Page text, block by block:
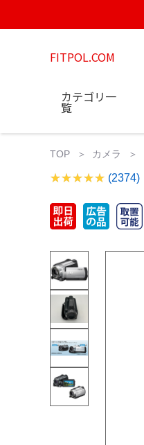
FITPOL.COM
カテゴリ一
覧
TOP カメラ
(2374)